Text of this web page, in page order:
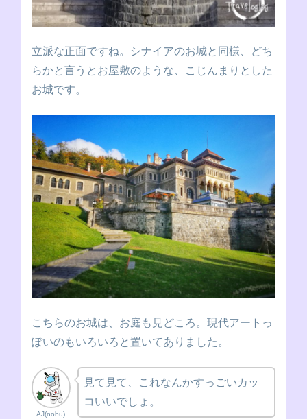
立派な正面ですね。シナイアのお城と同様、どち
らかと言うとお屋敷のような、こじんまりとした
お城です。
こちらのお城は、お庭も見どころ。現代アートっ
ぽいのもいろいろと置いてありました。
AJ(nobu)
見て見て、これなんかすっごいカッ
コいいでしょ。